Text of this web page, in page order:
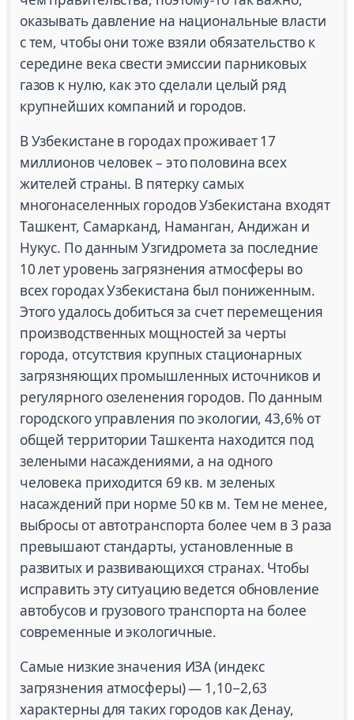
оказывать давление на национальные власти
с тем, чтобы они тоже взяли обязательство к
середине века свести эмиссии парниковых
газов к нулю, как это сделали целый ряд
крупнейших компаний и городов.
В Узбекистане в городах проживает 17
миллионов человек – это половина всех
жителей страны. В пятерку самых
многонаселенных городов Узбекистана входят
Ташкент, Самарканд, Наманган, Андижан и
Нукус. По данным Узгидромета за последние
10 лет уровень загрязнения атмосферы во
всех городах Узбекистана был пониженным.
Этого удалось добиться за счет перемещения
производственных мощностей за черты
города, отсутствия крупных стационарных
загрязняющих промышленных источников и
регулярного озеленения городов. По данным
городского управления по экологии, 43,6% от
общей территории Ташкента находится под
зелеными насаждениями, а на одного
человека приходится 69 кв. м зеленых
насаждений при норме 50 кв м. Тем не менее,
выбросы от автотранспорта более чем в 3 раза
превышают стандарты, установленные в
развитых и развивающихся странах. Чтобы
исправить эту ситуацию ведется обновление
автобусов и грузового транспорта на более
современные и экологичные.
Самые низкие значения ИЗА (индекс
загрязнения атмосферы) — 1,10−2,63
характерны для таких городов как Денау,